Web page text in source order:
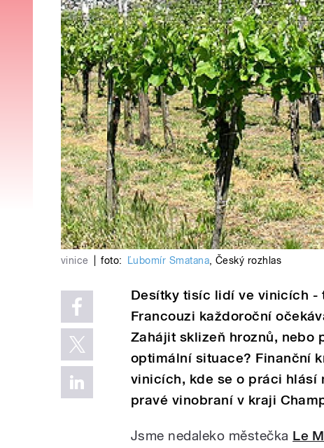
vinice foto: Ľubomír Smatana, Český rozhlas
Desítky tisíc lidí ve vinicích -
Francouzi každoroční
Zahájit sklizeň hroznů, nebo
optimální situace? Finanční
vinicích, kde se o práci hlásí
pravé vinobraní v kraji
Jsme nedaleko městečka Le